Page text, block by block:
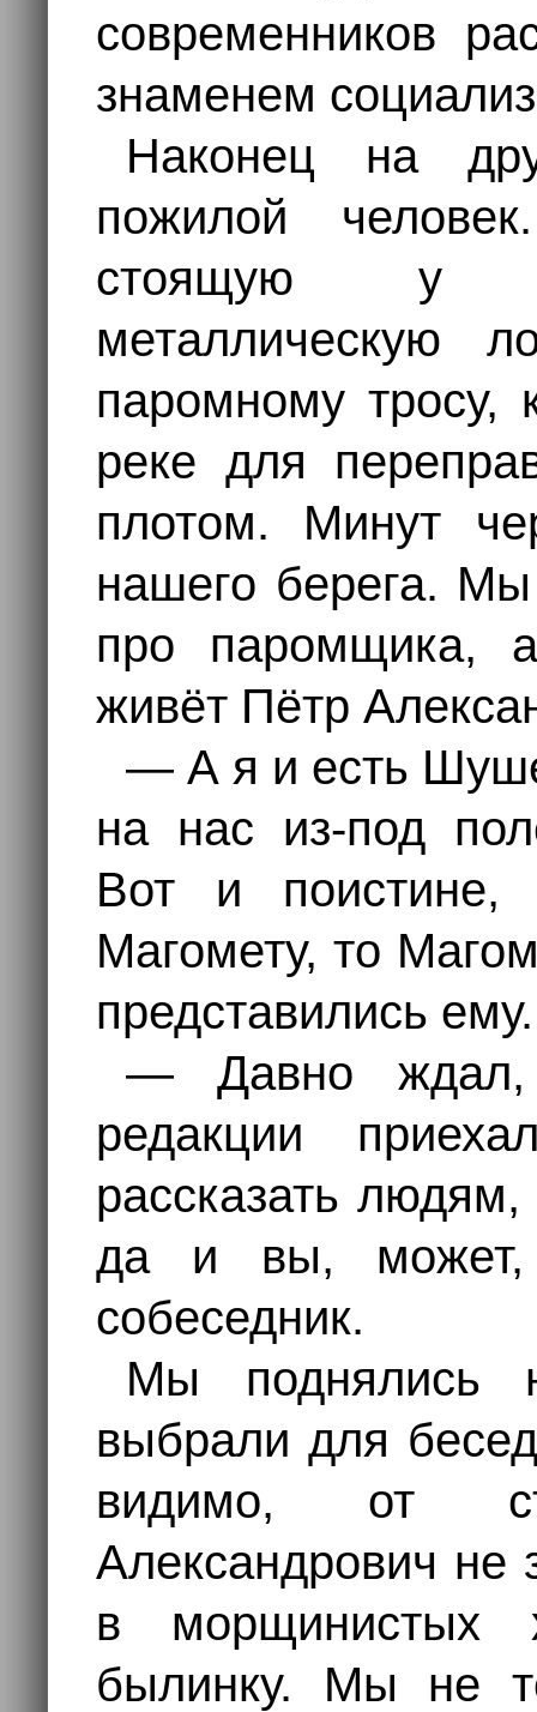
современников
знаменем
Наконец на
пожилой
стоящую у
металлическую
паромному тросу,
реке для
плотом. Минут
нашего берега.
про паромщика,
живёт Пётр
— А я и есть
на нас из-под
Вот и
Магомету, то
представились ему.
— Давно ждал,
редакции
рассказать
да и вы, может,
собеседник.
Мы поднялись
выбрали для
видимо, от
Александрович не
в морщинистых
былинку. Мы не